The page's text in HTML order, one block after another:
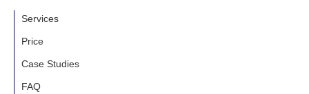
Services
Price
Case Studies
FAQ